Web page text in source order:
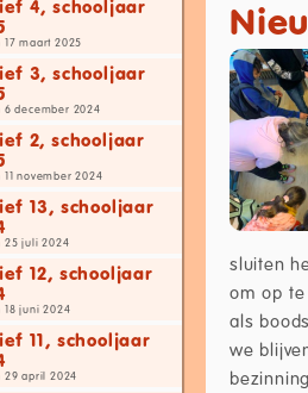
sluiten
om op
als
we
4, schooljaar
maart 2025
3, schooljaar
december 2024
2, schooljaar
november 2024
13, schooljaar
25 juli 2024
12, schooljaar
juni 2024
11, schooljaar
29 april 2024